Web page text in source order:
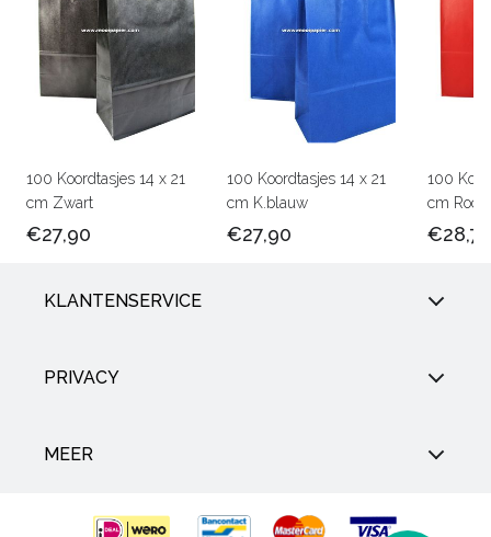
100 Koordtasjes 14 x 21
cm Zwart
€27,90
100 Koordtasjes 14 x 21
cm K.blauw
€27,90
100
cm Rood
€28,75
KLANTENSERVICE
PRIVACY
MEER